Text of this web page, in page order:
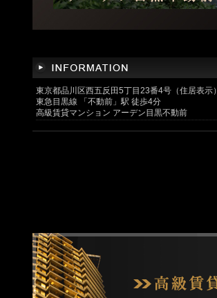
東京都品川区西五反田5丁目23番4号（住居表示）
東急目黒線 「不動前」駅 徒歩4分
高級賃貸マンション アーデン目黒不動前